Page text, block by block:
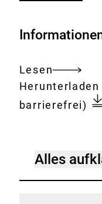
Lesen
Gesamtes
Dokument
Download:
Herunterladen
barrierefrei)
[Accordion]
Alles